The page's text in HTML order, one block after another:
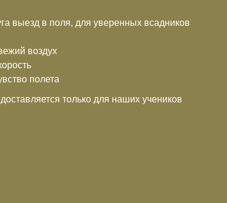
выезд в поля, для уверенных всадников
воздух
полета
только для наших учеников